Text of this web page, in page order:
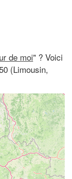
de moi" ? Voici
(Limousin,